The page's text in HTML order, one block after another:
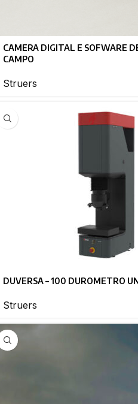
CAMERA DIGITAL E SOFWARE
CAMPO
Struers
DUVERSA – 100 DUROMETRO
Struers